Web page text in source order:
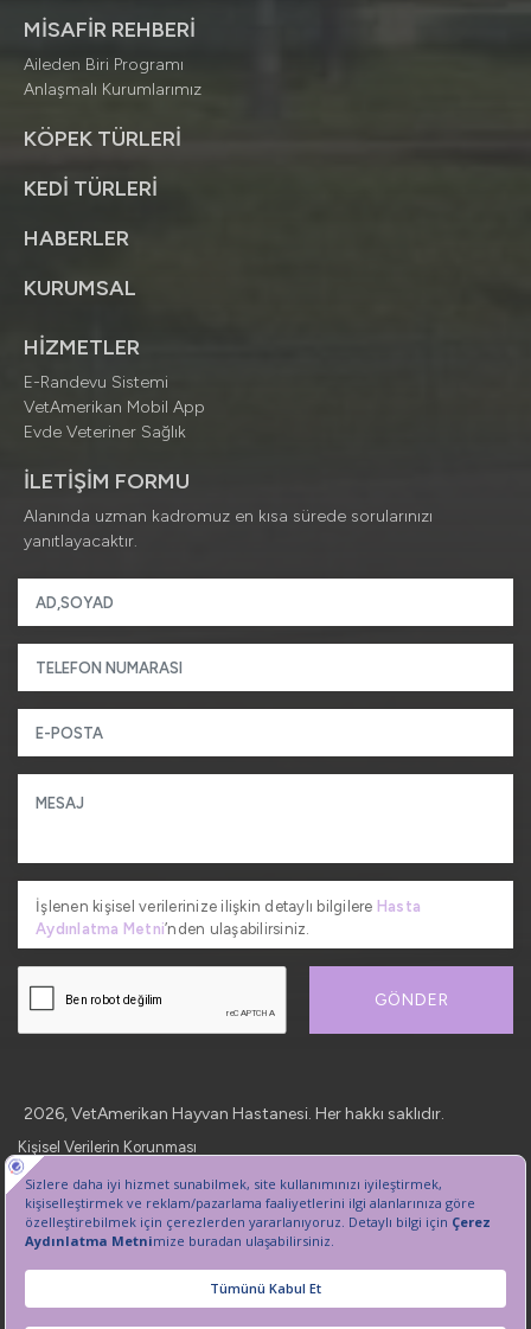
MİSAFİR REHBERİ
Aileden Biri Programı
Anlaşmalı Kurumlarımız
KÖPEK TÜRLERİ
KEDİ TÜRLERİ
HABERLER
KURUMSAL
HİZMETLER
E-Randevu Sistemi
VetAmerikan Mobil App
Evde Veteriner Sağlık
İLETİŞİM FORMU
Alanında uzman kadromuz en kısa sürede sorularınızı
yanıtlayacaktır.
İşlenen kişisel verilerinize ilişkin detaylı bilgilere Hasta
Aydınlatma Metni’nden ulaşabilirsiniz.
GÖNDER
2026, VetAmerikan Hayvan Hastanesi. Her hakkı saklıdır.
Kişisel Verilerin Korunması
Sanal Tur
Çerez Tercihlerini Yönetin